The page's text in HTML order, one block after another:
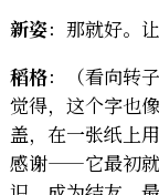
新姿：那就好。
稻格：（看向转
觉得，这个字也
盖，在一张纸上
感谢——它最初就